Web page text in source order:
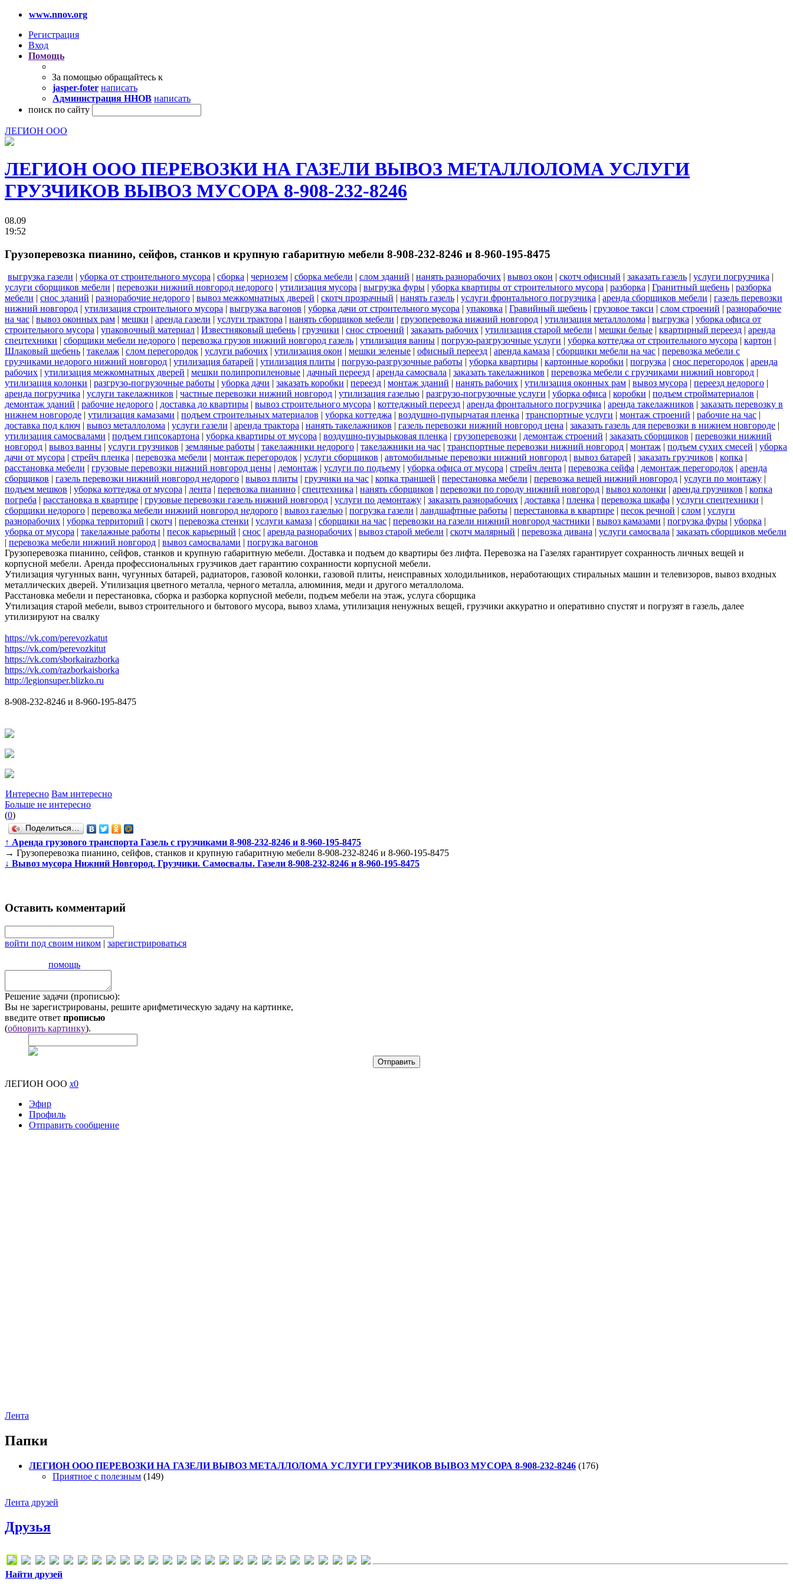
www.nnov.org
Регистрация
Вход
Помощь
За помощью обращайтесь к
jasper-foter написать
Администрация ННОВ написать
поиск по сайту
ЛЕГИОН ООО
ЛЕГИОН ООО ПЕРЕВОЗКИ НА ГАЗЕЛИ ВЫВОЗ МЕТАЛЛОЛОМА УСЛУГИ
ГРУЗЧИКОВ ВЫВОЗ МУСОРА 8-908-232-8246
08.09
19:52
Грузоперевозка пианино, сейфов, станков и крупную габаритную мебели 8-908-232-8246 и 8-960-195-8475
выгрузка газели | уборка от строительного мусора | сборка | чернозем | сборка мебели | слом зданий | нанять разнорабочих | вывоз окон | скотч офисный | заказать газель | услуги погрузчика |
услуги сборщиков мебели | перевозки нижний новгород недорого | утилизация мусора | выгрузка фуры | уборка квартиры от строительного мусора | разборка | Гранитный щебень | разборка
мебели | снос зданий | разнорабочие недорого | вывоз межкомнатных дверей | скотч прозрачный | нанять газель | услуги фронтального погрузчика | аренда сборщиков мебели | газель перевозки
нижний новгород | утилизация строительного мусора | выгрузка вагонов | уборка дачи от строительного мусора | упаковка | Гравийный щебень | грузовое такси | слом строений | разнорабочие
на час | вывоз оконных рам | мешки | аренда газели | услуги трактора | нанять сборщиков мебели | грузоперевозка нижний новгород | утилизация металлолома | выгрузка | уборка офиса от
строительного мусора | упаковочный материал | Известняковый щебень | грузчики | снос строений | заказать рабочих | утилизация старой мебели | мешки белые | квартирный переезд | аренда
спецтехники | сборщики мебели недорого | перевозка грузов нижний новгород газель | утилизация ванны | погрузо-разгрузочные услуги | уборка коттеджа от строительного мусора | картон |
Шлаковый щебень | такелаж | слом перегородок | услуги рабочих | утилизация окон | мешки зеленые | офисный переезд | аренда камаза | сборщики мебели на час | перевозка мебели с
грузчиками недорого нижний новгород | утилизация батарей | утилизация плиты | погрузо-разгрузочные работы | уборка квартиры | картонные коробки | погрузка | снос перегородок | аренда
рабочих | утилизация межкомнатных дверей | мешки полипропиленовые | дачный переезд | аренда самосвала | заказать такелажников | перевозка мебели с грузчиками нижний новгород |
утилизация колонки | разгрузо-погрузочные работы | уборка дачи | заказать коробки | переезд | монтаж зданий | нанять рабочих | утилизация оконных рам | вывоз мусора | переезд недорого |
аренда погрузчика | услуги такелажников | частные перевозки нижний новгород | утилизация газелью | разгрузо-погрузочные услуги | уборка офиса | коробки | подъем стройматериалов |
демонтаж зданий | рабочие недорого | доставка до квартиры | вывоз строительного мусора | коттеджный переезд | аренда фронтального погрузчика | аренда такелажников | заказать перевозку в
нижнем новгороде | утилизация камазами | подъем строительных материалов | уборка коттеджа | воздушно-пупырчатая пленка | транспортные услуги | монтаж строений | рабочие на час |
доставка под ключ | вывоз металлолома | услуги газели | аренда трактора | нанять такелажников | газель перевозки нижний новгород цена | заказать газель для перевозки в нижнем новгороде |
утилизация самосвалами | подъем гипсокартона | уборка квартиры от мусора | воздушно-пузырьковая пленка | грузоперевозки | демонтаж строений | заказать сборщиков | перевозки нижний
новгород | вывоз ванны | услуги грузчиков | земляные работы | такелажники недорого | такелажники на час | транспортные перевозки нижний новгород | монтаж | подъем сухих смесей | уборка
дачи от мусора | стрейч пленка | перевозка мебели | монтаж перегородок | услуги сборщиков | автомобильные перевозки нижний новгород | вывоз батарей | заказать грузчиков | копка |
расстановка мебели | грузовые перевозки нижний новгород цены | демонтаж | услуги по подъему | уборка офиса от мусора | стрейч лента | перевозка сейфа | демонтаж перегородок | аренда
сборщиков | газель перевозки нижний новгород недорого | вывоз плиты | грузчики на час | копка траншей | перестановка мебели | перевозка вещей нижний новгород | услуги по монтажу |
подъем мешков | уборка коттеджа от мусора | лента | перевозка пианино | спецтехника | нанять сборщиков | перевозки по городу нижний новгород | вывоз колонки | аренда грузчиков | копка
погреба | расстановка в квартире | грузовые перевозки газель нижний новгород | услуги по демонтажу | заказать разнорабочих | доставка | пленка | перевозка шкафа | услуги спецтехники |
сборщики недорого | перевозка мебели нижний новгород недорого | вывоз газелью | погрузка газели | ландшафтные работы | перестановка в квартире | песок речной | слом | услуги
разнорабочих | уборка территорий | скотч | перевозка стенки | услуги камаза | сборщики на час | перевозки на газели нижний новгород частники | вывоз камазами | погрузка фуры | уборка |
уборка от мусора | такелажные работы | песок карьерный | снос | аренда разнорабочих | вывоз старой мебели | скотч малярный | перевозка дивана | услуги самосвала | заказать сборщиков мебели
| перевозка мебели нижний новгород | вывоз самосвалами | погрузка вагонов
Грузоперевозка пианино, сейфов, станков и крупную габаритную мебели. Доставка и подъем до квартиры без лифта. Перевозка на Газелях гарантирует сохранность личных вещей и
корпусной мебели. Аренда профессиональных грузчиков дает гарантию сохранности корпусной мебели.
Утилизация чугунных ванн, чугунных батарей, радиаторов, газовой колонки, газовой плиты, неисправных холодильников, неработающих стиральных машин и телевизоров, вывоз входных
металлических дверей. Утилизация цветного металла, черного металла, алюминия, меди и другого металлолома.
Расстановка мебели и перестановка, сборка и разборка корпусной мебели, подъем мебели на этаж, услуга сборщика
Утилизация старой мебели, вывоз строительного и бытового мусора, вывоз хлама, утилизация ненужных вещей, грузчики аккуратно и оперативно спустят и погрузят в газель, далее
утилизируют на свалку
https://vk.com/perevozkatut
https://vk.com/perevozkitut
https://vk.com/sborkairazborka
https://vk.com/razborkaisborka
http://legionsuper.blizko.ru
8-908-232-8246 и 8-960-195-8475
Интересно Вам интересно
Больше не интересно
(0)
Поделиться…
↑ Аренда грузового транспорта Газель с грузчиками 8-908-232-8246 и 8-960-195-8475
→ Грузоперевозка пианино, сейфов, станков и крупную габаритную мебели 8-908-232-8246 и 8-960-195-8475
↓ Вывоз мусора Нижний Новгород. Грузчики. Самосвалы. Газели 8-908-232-8246 и 8-960-195-8475
Оставить комментарий
войти под своим ником | зарегистрироваться
помощь
Решение задачи (прописью):
Вы не зарегистрированы, решите арифметическую задачу на картинке,
введите ответ прописью
(обновить картинку).
ЛЕГИОН ООО x0
Эфир
Профиль
Отправить сообщение
Лента
Папки
ЛЕГИОН ООО ПЕРЕВОЗКИ НА ГАЗЕЛИ ВЫВОЗ МЕТАЛЛОЛОМА УСЛУГИ ГРУЗЧИКОВ ВЫВОЗ МУСОРА 8-908-232-8246 (176)
Приятное с полезным (149)
Лента друзей
Друзья
Найти друзей